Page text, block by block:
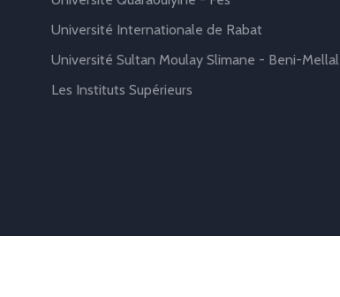
Université Internationale de Rabat
Université Sultan Moulay Slimane - Beni-Mellal
Les Instituts Supérieurs